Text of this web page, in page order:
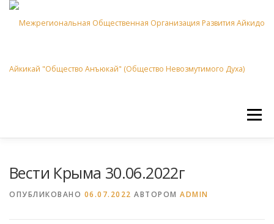
Перейти к содержимому
Меню
Вести Крыма 30.06.2022г
ОПУБЛИКОВАНО 06.07.2022 АВТОРОМ ADMIN